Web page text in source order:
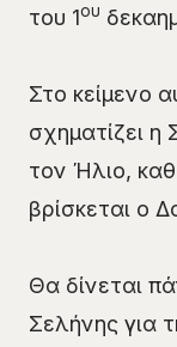
του 1ου
Στο κείμενο
σχηματίζει η
τον Ήλιο,
βρίσκεται ο
Θα δίνεται
Σελήνης για